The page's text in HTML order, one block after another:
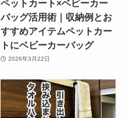
ペットカート×ベビーカー
バッグ活用術｜収納例とお
すすめアイテムペットカー
トにベビーカーバッグ
2026年3月22日